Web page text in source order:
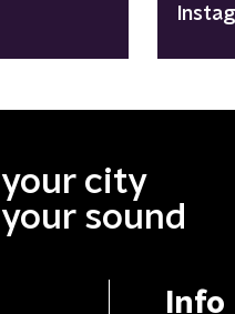
goud
your city
your sound
Info